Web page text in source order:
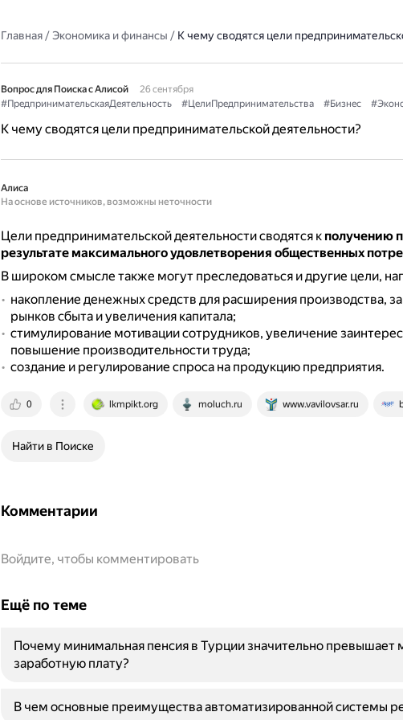
Главная/Экономика и финансы / К чему сводятся цели
Вопрос для Поиска с Алисой
26 сентября
#ПредпринимательскаяДеятельность
#ЦелиПредпринимательства #Бизнес
К чему сводятся цели предпринимательской деятельности?
Алиса
На основе источников, возможны неточности
Цели предпринимательской деятельности сводятся к получению
результате максимального удовлетворения общественных
В широком смысле также могут преследоваться и другие цели,
накопление денежных средств для расширения производства,
рынков сбыта и увеличения капитала;
стимулирование мотивации сотрудников, увеличение
повышение производительности труда;
создание и регулирование спроса на продукцию предприятия.
0 lkmpikt.org moluch.ru www.vavilovsar.ru
Найти в Поиске
Комментарии
Войдите, чтобы комментировать
Ещё по теме
Почему минимальная пенсия в Турции значительно
заработную плату?
В чем основные преимущества автоматизированной системы